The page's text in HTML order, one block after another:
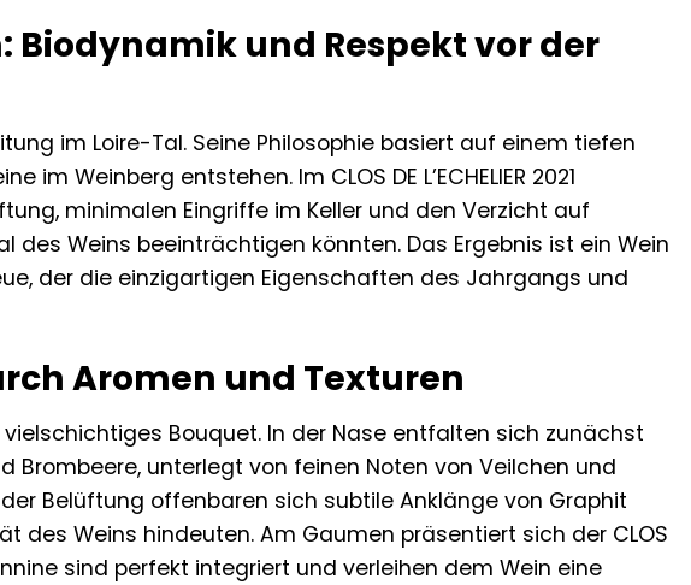
Biodynamik und Respekt vor der
im Loire-Tal. Seine Philosophie basiert auf einem tiefen
Weinberg entstehen. Im CLOS DE L’ECHELIER 2021
minimalen Eingriffe im Keller und den Verzicht auf
Weins beeinträchtigen könnten. Das Ergebnis ist ein Wein
der die einzigartigen Eigenschaften des Jahrgangs und
Aromen und Texturen
vielschichtiges Bouquet. In der Nase entfalten sich zunächst
Brombeere, unterlegt von feinen Noten von Veilchen und
Belüftung offenbaren sich subtile Anklänge von Graphit
des Weins hindeuten. Am Gaumen präsentiert sich der CLOS
sind perfekt integriert und verleihen dem Wein eine